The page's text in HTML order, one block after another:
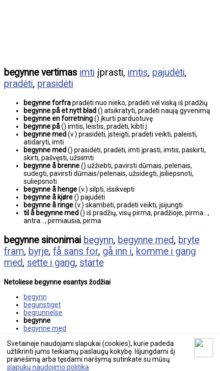
Svetainėje naudojami slapukai (cookies), kurie padeda
užtikrinti jums teikiamų paslaugų kokybę. Išjungdami šį
pranešimą arba tęsdami naršymą sutinkate su mūsų
slapukų naudojimo politika
begynne vertimas imti įprasti, imtis, pajudėti,
pradėti, prasidėti
begynne forfrapradėti nuo nieko, pradėti vėl viską iš pradžių
begynne på et nytt blad() atsikratyti, pradėti naują gyvenimą
begynne en forretning() įkurti parduotuvę
begynne på() imtis, leistis, pradėti, kibti į
begynne med(v.) prasidėti, įsteigti, pradėti veikti, paleisti,
atidaryti, imti
begynne med() prasidėti, pradėti, imti įprasti, imtis, paskirti,
skirti, pašvęsti, užsiimti
begynne å brenne() užžiebti, pavirsti dūmais, pelenais,
sudegti, pavirsti dūmais/pelenais, užsidegti, įsiliepsnoti,
suliepsnoti
begynne å henge(v.) silpti, išsikvėpti
begynne å kjøre() pajudėti
begynne å ringe(v.) skambėti, pradėti veikti, įsijungti
til å begynne med() iš pradžių, visų pirma, pradžioje, pirma...,
antra..., pirmiausia, pirma
begynne sinonimai begynn, begynne med, bryte
fram, byrje, få sans for, gå inn i, komme i gang
med, sette i gang, starte
Netoliese begynne esantys žodžiai
begynn
begunstiget
begrunnelse
begynne
begynne med
begynne på
begynne på et nytt blad
© 2026 tekstovertimas.lt